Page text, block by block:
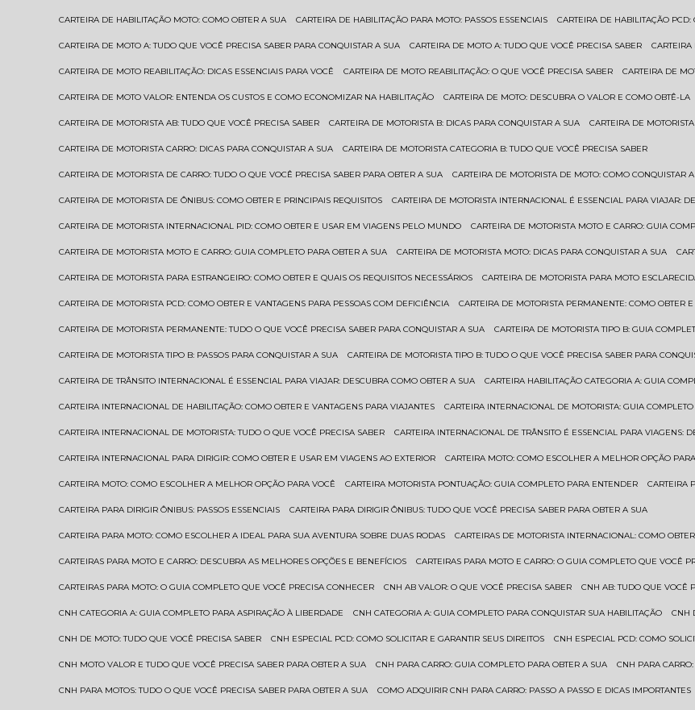
CARTEIRA DE HABILITAÇÃO MOTO: COMO OBTER A SUA CARTEIRA DE HABILITAÇÃO PARA MOTO: PASSOS ESSENCIAIS CARTEIRA DE HABILITAÇÃO
CARTEIRA DE MOTO A: TUDO QUE VOCÊ PRECISA SABER PARA CONQUISTAR A SUA CARTEIRA DE MOTO A: TUDO QUE VOCÊ PRECISA SABER
CARTEIRA DE MOTO REABILITAÇÃO: DICAS ESSENCIAIS PARA VOCÊ CARTEIRA DE MOTO REABILITAÇÃO: O QUE VOCÊ PRECISA SABER CARTEIRA DE
CARTEIRA DE MOTO VALOR: ENTENDA OS CUSTOS E COMO ECONOMIZAR NA HABILITAÇÃO CARTEIRA DE MOTO: DESCUBRA O VALOR E COMO OBTÊ-LA
CARTEIRA DE MOTORISTA AB: TUDO QUE VOCÊ PRECISA SABER CARTEIRA DE MOTORISTA B: DICAS PARA CONQUISTAR A SUA CARTEIRA DE
CARTEIRA DE MOTORISTA CARRO: DICAS PARA CONQUISTAR A SUA CARTEIRA DE MOTORISTA CATEGORIA B: TUDO QUE VOCÊ PRECISA SABER
CARTEIRA DE MOTORISTA DE CARRO: TUDO O QUE VOCÊ PRECISA SABER PARA OBTER A SUA CARTEIRA DE MOTORISTA DE MOTO: COMO CONQUISTAR
CARTEIRA DE MOTORISTA DE ÔNIBUS: COMO OBTER E PRINCIPAIS REQUISITOS CARTEIRA DE MOTORISTA INTERNACIONAL É ESSENCIAL PARA VIAJAR:
CARTEIRA DE MOTORISTA INTERNACIONAL PID: COMO OBTER E USAR EM VIAGENS PELO MUNDO CARTEIRA DE MOTORISTA MOTO E CARRO: GUIA
CARTEIRA DE MOTORISTA MOTO E CARRO: GUIA COMPLETO PARA OBTER A SUA CARTEIRA DE MOTORISTA MOTO: DICAS PARA CONQUISTAR A SUA
CARTEIRA DE MOTORISTA PARA ESTRANGEIRO: COMO OBTER E QUAIS OS REQUISITOS NECESSÁRIOS CARTEIRA DE MOTORISTA PARA MOTO
CARTEIRA DE MOTORISTA PCD: COMO OBTER E VANTAGENS PARA PESSOAS COM DEFICIÊNCIA CARTEIRA DE MOTORISTA PERMANENTE: COMO
CARTEIRA DE MOTORISTA PERMANENTE: TUDO O QUE VOCÊ PRECISA SABER PARA CONQUISTAR A SUA CARTEIRA DE MOTORISTA TIPO B: GUIA
CARTEIRA DE MOTORISTA TIPO B: PASSOS PARA CONQUISTAR A SUA CARTEIRA DE MOTORISTA TIPO B: TUDO O QUE VOCÊ PRECISA SABER PARA
CARTEIRA DE TRÂNSITO INTERNACIONAL É ESSENCIAL PARA VIAJAR: DESCUBRA COMO OBTER A SUA CARTEIRA HABILITAÇÃO CATEGORIA A: GUIA
CARTEIRA INTERNACIONAL DE HABILITAÇÃO: COMO OBTER E VANTAGENS PARA VIAJANTES CARTEIRA INTERNACIONAL DE MOTORISTA: GUIA COMPLETO
CARTEIRA INTERNACIONAL DE MOTORISTA: TUDO O QUE VOCÊ PRECISA SABER CARTEIRA INTERNACIONAL DE TRÂNSITO É ESSENCIAL PARA VIAGENS:
CARTEIRA INTERNACIONAL PARA DIRIGIR: COMO OBTER E USAR EM VIAGENS AO EXTERIOR CARTEIRA MOTO: COMO ESCOLHER A MELHOR OPÇÃO
CARTEIRA MOTO: COMO ESCOLHER A MELHOR OPÇÃO PARA VOCÊ CARTEIRA MOTORISTA PONTUAÇÃO: GUIA COMPLETO PARA ENTENDER
CARTEIRA PARA DIRIGIR ÔNIBUS: PASSOS ESSENCIAIS CARTEIRA PARA DIRIGIR ÔNIBUS: TUDO QUE VOCÊ PRECISA SABER PARA OBTER A SUA
CARTEIRA PARA MOTO: COMO ESCOLHER A IDEAL PARA SUA AVENTURA SOBRE DUAS RODAS CARTEIRAS DE MOTORISTA INTERNACIONAL: COMO
CARTEIRAS PARA MOTO E CARRO: DESCUBRA AS MELHORES OPÇÕES E BENEFÍCIOS CARTEIRAS PARA MOTO E CARRO: O GUIA COMPLETO QUE VOCÊ
CARTEIRAS PARA MOTO: O GUIA COMPLETO QUE VOCÊ PRECISA CONHECER CNH AB VALOR: O QUE VOCÊ PRECISA SABER CNH AB: TUDO QUE VOCÊ
CNH CATEGORIA A: GUIA COMPLETO PARA ASPIRAÇÃO À LIBERDADE CNH CATEGORIA A: GUIA COMPLETO PARA CONQUISTAR SUA HABILITAÇÃO
CNH DE MOTO: TUDO QUE VOCÊ PRECISA SABER CNH ESPECIAL PCD: COMO SOLICITAR E GARANTIR SEUS DIREITOS CNH ESPECIAL PCD: COMO
CNH MOTO VALOR E TUDO QUE VOCÊ PRECISA SABER PARA OBTER A SUA CNH PARA CARRO: GUIA COMPLETO PARA OBTER A SUA CNH PARA
CNH PARA MOTOS: TUDO O QUE VOCÊ PRECISA SABER PARA OBTER A SUA COMO ADQUIRIR CNH PARA CARRO: PASSO A PASSO E DICAS IMPORTANTES